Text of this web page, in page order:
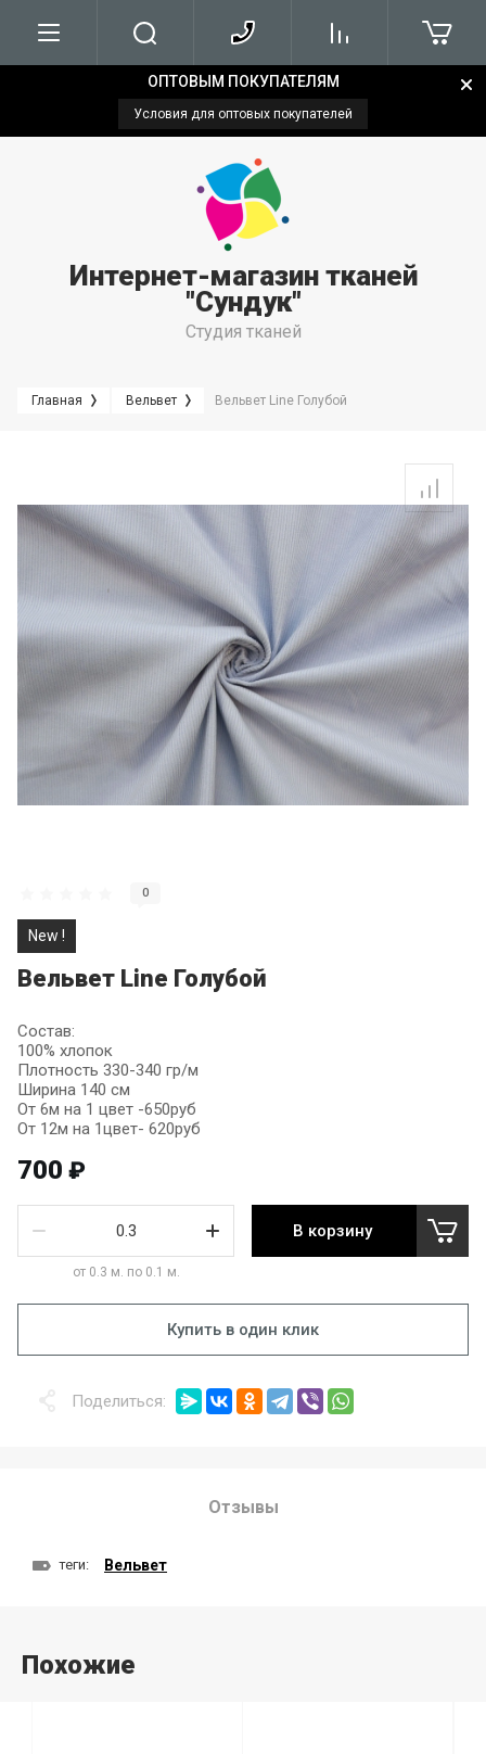
Напишите нам
ОПТОВЫМ ПОКУПАТЕЛЯМ
Условия для оптовых покупателей
Интернет-магазин тканей
"Сундук"
Студия тканей
Главная Вельвет Вельвет Line Голубой
0
New !
Вельвет Line Голубой
Состав:
100% хлопок
Плотность 330-340 гр/м
Ширина 140 см
От 6м на 1 цвет -650руб
От 12м на 1цвет- 620руб
700 ₽
от 0.3 м. по 0.1 м.
В корзину
Купить в один клик
Поделиться:
Отзывы
теги: Вельвет
Похожие